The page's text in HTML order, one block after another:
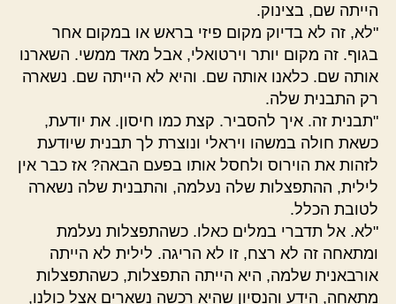
הייתה שם, בצינוק.
"לא, זה לא בדיוק מקום פיזי בראש או במקום אחר
בגוף. זה מקום יותר וירטואלי, אבל מאד ממשי. השארנו
אותה שם. כלאנו אותה שם. והיא לא הייתה שם. נשארה
רק התבנית שלה.
"תבנית זה. איך להסביר. קצת כמו חיסון. את יודעת,
כשאת חולה במשהו ויראלי ונוצרת לך תבנית שיודעת
לזהות את הוירוס ולחסל אותו בפעם הבאה? אז כבר אין
לילית, ההתפצלות שלה נעלמה, והתבנית שלה נשארה
לטובת הכלל.
"לא. אל תדברי במלים כאלו. כשהתפצלות נעלמת
ומתאחה זה לא רצח, זו לא הריגה. לילית לא הייתה
אורבאנית שלמה, היא הייתה התפצלות, כשהתפצלות
מתאחה, הידע והנסיון שהיא רכשה נשארים אצל כולנו,